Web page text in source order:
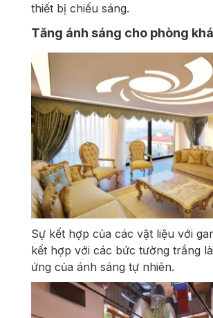
thiết bị chiếu sáng.
Tăng ánh sáng cho phòng
Sự kết hợp của các vật liệu với
kết hợp với các bức tường trắng
ứng của ánh sáng tự nhiên.